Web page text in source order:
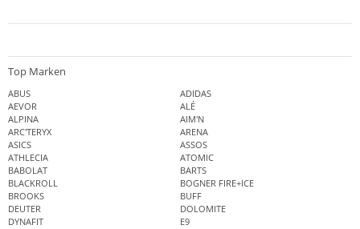
Top Marken
ABUS
ADIDAS
AEVOR
ALÉ
ALPINA
AIM'N
ARC'TERYX
ARENA
ASICS
ASSOS
ATHLECIA
ATOMIC
BABOLAT
BARTS
BLACKROLL
BOGNER FIRE+ICE
BROOKS
BUFF
DEUTER
DOLOMITE
DYNAFIT
E9